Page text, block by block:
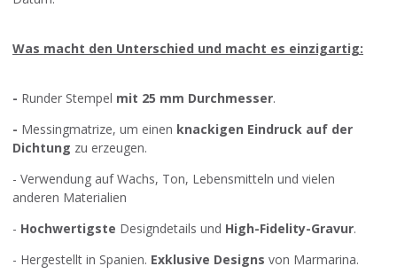
Was macht den Unterschied und macht es einzigartig:
- Runder Stempel mit 25 mm Durchmesser.
- Messingmatrize, um einen knackigen Eindruck auf der
Dichtung zu erzeugen.
- Verwendung auf Wachs, Ton, Lebensmitteln und vielen
anderen Materialien
- Hochwertigste Designdetails und High-Fidelity-Gravur.
- Hergestellt in Spanien. Exklusive Designs von Marmarina.